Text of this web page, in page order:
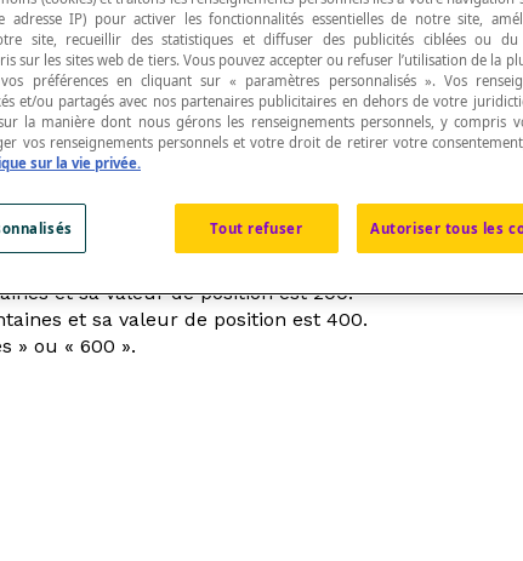
décimal.
et sa valeur de position est 200.
et sa valeur de position est 400.
» ou « 600 ».
adresse IP) pour activer les fonctionnalités essentielles de notre site,
site, recueillir des statistiques et diffuser des publicités ciblées ou du
sur les sites web de tiers. Vous pouvez accepter ou refuser l’utilisation de la
préférences en cliquant sur « paramètres personnalisés ». Vos
et/ou partagés avec nos partenaires publicitaires en dehors de votre
la manière dont nous gérons les renseignements personnels, y compris
vos renseignements personnels et votre droit de retirer votre
sur la vie privée.
Tout refuser Autoriser tous les